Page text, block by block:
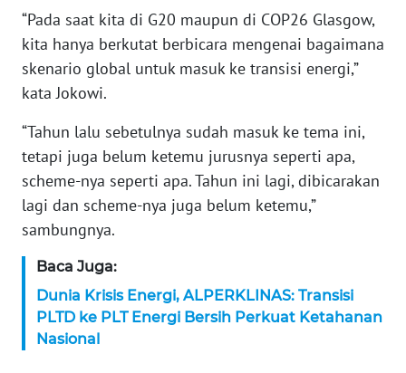
“Pada saat kita di G20 maupun di COP26 Glasgow,
kita hanya berkutat berbicara mengenai bagaimana
skenario global untuk masuk ke transisi energi,”
kata Jokowi.
“Tahun lalu sebetulnya sudah masuk ke tema ini,
tetapi juga belum ketemu jurusnya seperti apa,
scheme-nya seperti apa. Tahun ini lagi, dibicarakan
lagi dan scheme-nya juga belum ketemu,”
sambungnya.
Baca Juga:
Dunia Krisis Energi, ALPERKLINAS: Transisi
PLTD ke PLT Energi Bersih Perkuat Ketahanan
Nasional
WN
WN
BANTEN
WN
NTT
WN
KEPRI
WN
PAPUA